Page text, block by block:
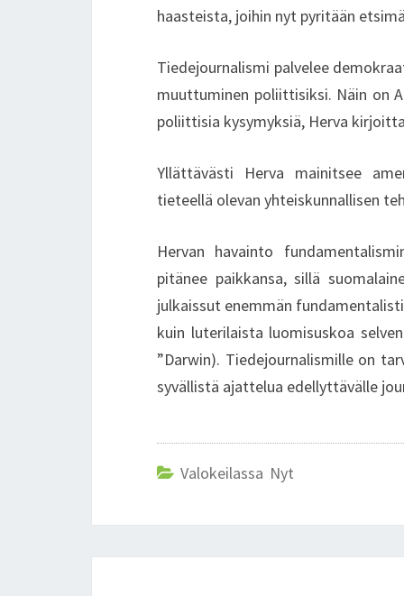
haasteista, joihin nyt pyritään
Tiedejournalismi palvelee
muuttuminen poliittisiksi. Näin on
poliittisia kysymyksiä, Herva
Yllättävästi Herva mainitsee
tieteellä olevan yhteiskunnallisen
Hervan havainto
pitänee paikkansa, sillä
julkaissut enemmän
kuin luterilaista luomisuskoa
”Darwin). Tiedejournalismille on
syvällistä ajattelua edellyttävälle
Valokeilassa Nyt